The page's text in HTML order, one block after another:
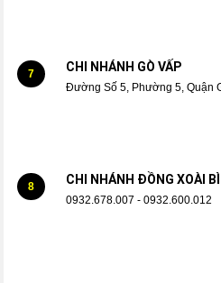
7 CHI NHÁNH GÒ VẤP
Đường Số 5, Phường 5, Quận
8 CHI NHÁNH ĐỒNG XOÀI
0932.678.007 - 0932.600.012